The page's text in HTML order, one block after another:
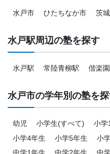
成績が目標以上にあがっ
取ることが当たり前になっ
水戸市 ひたちなか市 茨
水戸駅周辺の塾を探す
水戸駅 常陸青柳駅 偕楽
水戸市の学年別の塾を
幼児 小学生(すべて) 小学
小学4年生
小学5年生 小